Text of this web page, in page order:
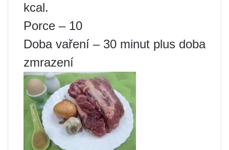
kcal.
Porce – 10
Doba vaření – 30 minut plus doba
zmrazení